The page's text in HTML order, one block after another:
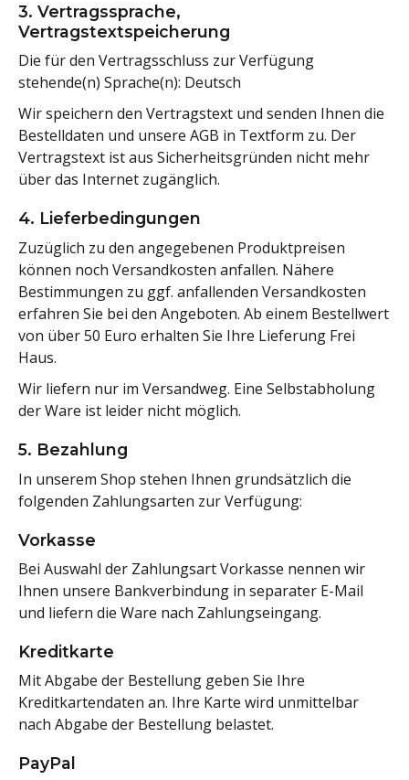
3. Vertragssprache,
Vertragstextspeicherung
Die für den Vertragsschluss zur Verfügung
stehende(n) Sprache(n): Deutsch
Wir speichern den Vertragstext und senden Ihnen die
Bestelldaten und unsere AGB in Textform zu. Der
Vertragstext ist aus Sicherheitsgründen nicht mehr
über das Internet zugänglich.
4. Lieferbedingungen
Zuzüglich zu den angegebenen Produktpreisen
können noch Versandkosten anfallen. Nähere
Bestimmungen zu ggf. anfallenden Versandkosten
erfahren Sie bei den Angeboten. Ab einem Bestellwert
von über 50 Euro erhalten Sie Ihre Lieferung Frei
Haus.
Wir liefern nur im Versandweg. Eine Selbstabholung
der Ware ist leider nicht möglich.
5. Bezahlung
In unserem Shop stehen Ihnen grundsätzlich die
folgenden Zahlungsarten zur Verfügung:
Vorkasse
Bei Auswahl der Zahlungsart Vorkasse nennen wir
Ihnen unsere Bankverbindung in separater E-Mail
und liefern die Ware nach Zahlungseingang.
Kreditkarte
Mit Abgabe der Bestellung geben Sie Ihre
Kreditkartendaten an. Ihre Karte wird unmittelbar
nach Abgabe der Bestellung belastet.
PayPal